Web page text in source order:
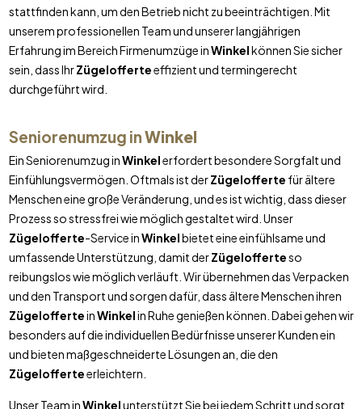
stattfinden kann, um den Betrieb nicht zu beeinträchtigen. Mit
unserem professionellen Team und unserer langjährigen
Erfahrung im Bereich Firmenumzüge inWinkelkönnen Sie sicher
sein, dass IhrZügelofferteeffizient und termingerecht
durchgeführt wird.
Seniorenumzug inWinkel
Ein Seniorenumzug inWinkelerfordert besondere Sorgfalt und
Einfühlungsvermögen. Oftmals ist derZügelofferte für ältere
Menschen eine große Veränderung, und es ist wichtig, dass dieser
Prozess so stressfrei wie möglich gestaltet wird. Unser
Zügelofferte-Service inWinkelbietet eine einfühlsame und
umfassende Unterstützung, damit derZügelofferteso
reibungslos wie möglich verläuft. Wir übernehmen das Verpacken
und den Transport und sorgen dafür, dass ältere Menschen ihren
ZügelofferteinWinkelin Ruhe genießen können. Dabei gehen wir
besonders auf die individuellen Bedürfnisse unserer Kunden ein
und bieten maßgeschneiderte Lösungen an, die den
Zügelofferteerleichtern.
Unser Team inWinkelunterstützt Sie bei jedem Schritt und sorgt